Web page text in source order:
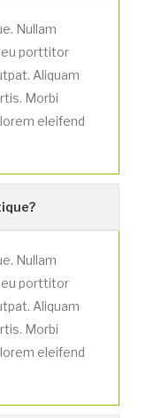
Nullam
eu porttitor
Aliquam
Morbi
eleifend
Nullam
eu porttitor
Aliquam
Morbi
eleifend